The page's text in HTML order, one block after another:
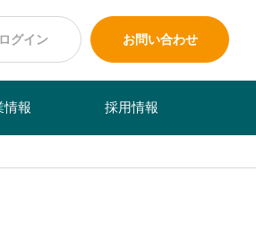
ログイン お問い合わせ
情報 採用情報